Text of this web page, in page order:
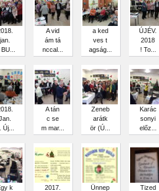
jan.
A vid
ám tá
nccal...
a ked
ves t
agság...
ÚJÉV.
2018
! To...
Új...
A tán
c se
m mar...
Zeneb
arátk
ör (Ú...
Karác
sonyi
előz...
k
2017.
Ünnep
Tized